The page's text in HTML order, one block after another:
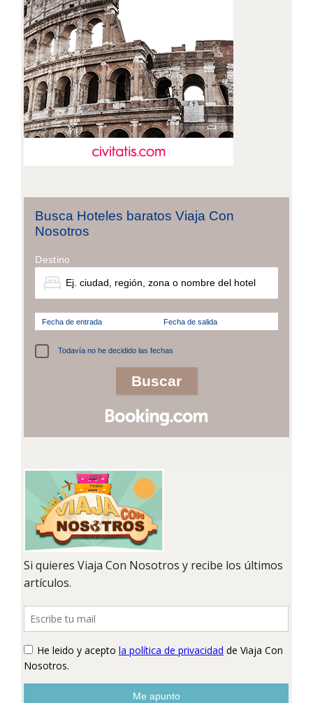
Busca Hoteles baratos Viaja Con
Nosotros
Destino
Fecha de entrada Fecha de salida
Todavía no he decidido las fechas